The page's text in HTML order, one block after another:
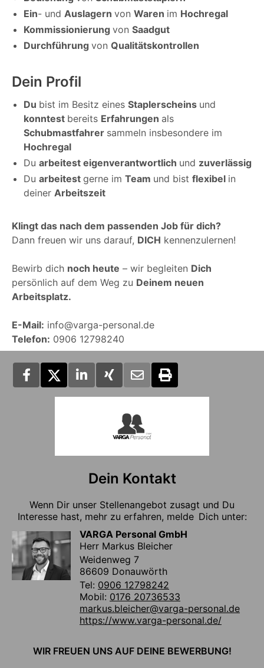
Ein- und Auslagern von Waren im Hochregal
Kommissionierung von Saadgut
Durchführung von Qualitätskontrollen
Dein Profil
Du bist im Besitz eines Staplerscheins und
konntest bereits Erfahrungen als
Schubmastfahrer sammeln insbesondere im
Hochregal
Du arbeitest eigenverantwortlich und zuverlässig
Du arbeitest gerne im Team und bist flexibel in
deiner Arbeitszeit
Klingt das nach dem passenden Job für dich?
Dann freuen wir uns darauf, DICH kennenzulernen!
Bewirb dich noch heute – wir begleiten Dich
persönlich auf dem Weg zu Deinem neuen
Arbeitsplatz.
E-Mail: info@varga-personal.de
Telefon: 0906 12798240
Dein Kontakt
Wenn Dir unser Stellenangebot zusagt und Du
Interesse hast, mehr zu erfahren, melde Dich unter:
VARGA Personal GmbH
Herr Markus Bleicher
Weidenweg 7
86609 Donauwörth
Tel: 0906 12798242
Mobil: 0176 20736533
markus.bleicher@varga-personal.de
https://www.varga-personal.de/
WIR FREUEN UNS AUF DEINE BEWERBUNG!